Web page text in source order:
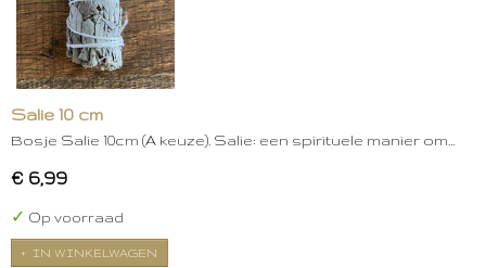
Salie 10 cm
Bosje Salie 10cm (A keuze). Salie: een spirituele manier om…
€ 6,99
✓ Op voorraad
IN WINKELWAGEN